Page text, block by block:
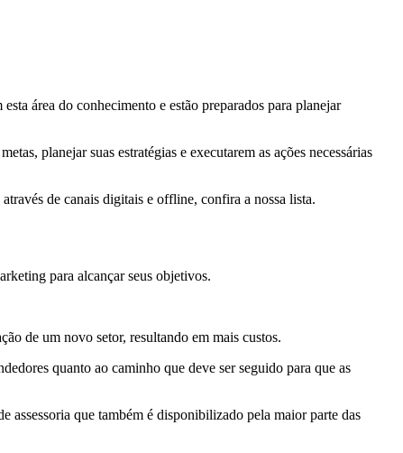
área do conhecimento e estão preparados para planejar
planejar suas estratégias e executarem as ações necessárias
de canais digitais e offline, confira a nossa lista.
para alcançar seus objetivos.
de um novo setor, resultando em mais custos.
quanto ao caminho que deve ser seguido para que as
assessoria que também é disponibilizado pela maior parte das